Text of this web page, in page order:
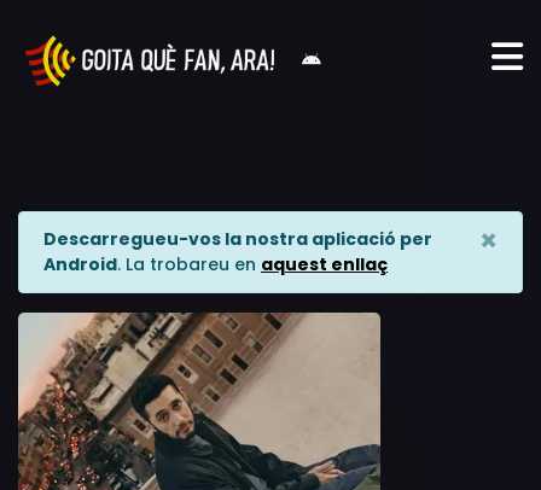
Descarregueu-vos la nostra aplicació per
Android. La trobareu en aquest enllaç
×